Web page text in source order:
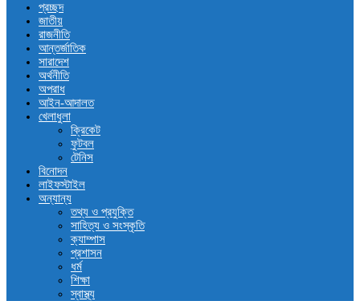
প্রচ্ছদ
জাতীয়
রাজনীতি
আন্তর্জাতিক
সারাদেশ
অর্থনীতি
অপরাধ
আইন-আদালত
খেলাধুলা
ক্রিকেট
ফুটবল
টেনিস
বিনোদন
লাইফস্টাইল
অন্যান্য
তথ্য ও প্রযুক্তি
সাহিত্য ও সংস্কৃতি
ক্যাম্পাস
প্রশাসন
ধর্ম
শিক্ষা
স্বাস্থ্য